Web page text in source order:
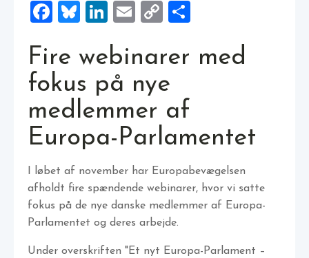
Facebook
Bluesky
LinkedIn
EmailCopy
Fire webinarer med
fokus på nye
medlemmer af
Europa-Parlamentet
I løbet af november har Europabevægelsen
afholdt fire spændende webinarer, hvor vi satte
fokus på de nye danske medlemmer af Europa-
Parlamentet og deres arbejde.
Under overskriften "Et nyt Europa-Parlament –